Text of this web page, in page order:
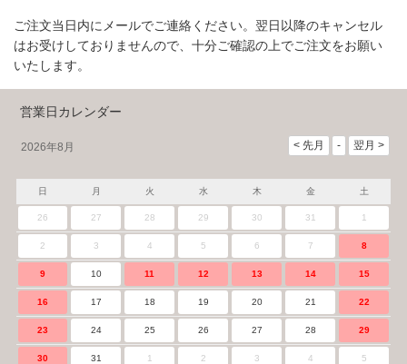
ご注文当日内にメールでご連絡ください。翌日以降のキャンセル
はお受けしておりませんので、十分ご確認の上でご注文をお願い
いたします。
営業日カレンダー
2026年8月
日 月 火 水 木 金 土
26 27 28 29 30 31 1
2 3 4 5 6 7 8
9 10 11 12 13 14 15
16 17 18 19 20 21 22
23 24 25 26 27 28 29
30 31 1 2 3 4 5